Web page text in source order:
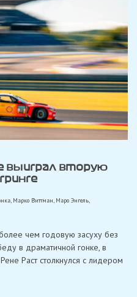
выиграл вторую
, Марко Виттман, Маро Энгель
чем годовую засуху без
в драматичной гонке, в
Раст столкнулся с лидером